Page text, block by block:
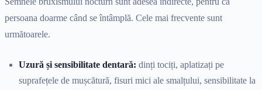
persoana doarme când se întâmplă. Cele mai frecvente sunt
următoarele.
Uzură și sensibilitate dentară: dinți tociți, aplatizați pe
suprafețele de mușcătură, fisuri mici ale smalțului, sensibilitate la